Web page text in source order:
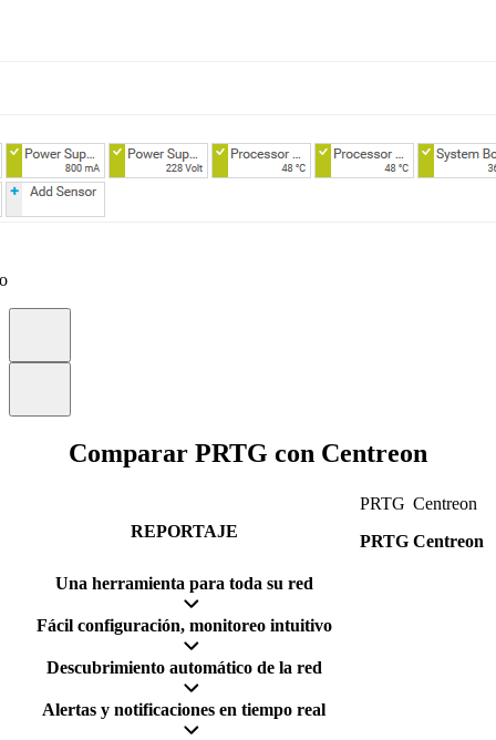
Comparar PRTG con Centreon
REPORTAJE
PRTG
PRTG
Centreon
Centreon
Una herramienta para toda su red
Fácil configuración, monitoreo intuitivo
Descubrimiento automático de la red
Alertas y notificaciones en tiempo real